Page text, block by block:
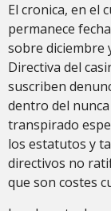
El cronica, en el
permanece
sobre diciembre
Directiva del
suscriben
dentro del
transpirado
los estatutos y
directivos no
que son costes